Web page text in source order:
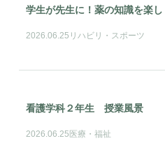
学生が先生に！薬の知識を楽
2026.06.25 リハビリ・スポーツ
看護学科２年生 授業風景
2026.06.25医療・福祉